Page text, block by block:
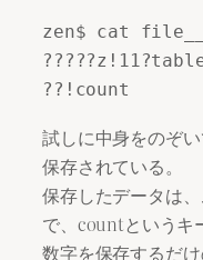
zen$ cat
試しに中身をのぞ
保存されている。
保存したデータは
で、countというキ
数字を保存するだけ